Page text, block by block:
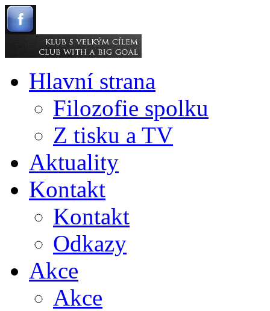
Hlavní strana
Filozofie spolku
Z tisku a TV
Aktuality
Kontakt
Kontakt
Odkazy
Akce
Akce